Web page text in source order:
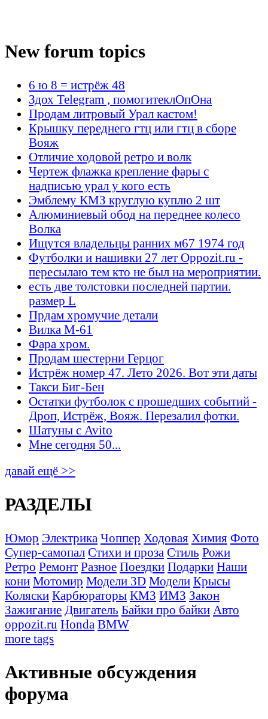
New forum topics
6 ю 8 = истрёж 48
Здох Telegram , помогитеклОпОна
Продам литровый Урал кастом!
Крышку переднего гтц или гтц в сборе
Вояж
Отличие ходовой ретро и волк
Чертеж флажка крепление фары с
надписью урал у кого есть
Эмблему КМЗ круглую куплю 2 шт
Алюминиевый обод на переднее колесо
Волка
Ищутся владельцы ранних м67 1974 год
Футболки и нашивки 27 лет Oppozit.ru -
пересылаю тем кто не был на мероприятии.
есть две толстовки последней партии.
размер L
Прдам хромучие детали
Вилка М-61
Фара хром.
Продам шестерни Герцог
Истрёж номер 47. Лето 2026. Вот эти даты
Такси Биг-Бен
Остатки футболок с прошедших событий -
Дроп, Истрёж, Вояж. Перезалил фотки.
Шатуны с Avito
Мне сегодня 50...
давай ещё >>
РАЗДЕЛЫ
Юмор Электрика Чоппер Ходовая Химия Фото
Супер-самопал Стихи и проза Стиль Рожи
Ретро Ремонт Разное Поездки Подарки Наши
кони Мотомир Модели 3D Модели Крысы
Коляски Карбюраторы КМЗ ИМЗ Закон
Зажигание Двигатель Байки про байки Авто
oppozit.ru Honda BMW
more tags
Активные обсуждения
форума